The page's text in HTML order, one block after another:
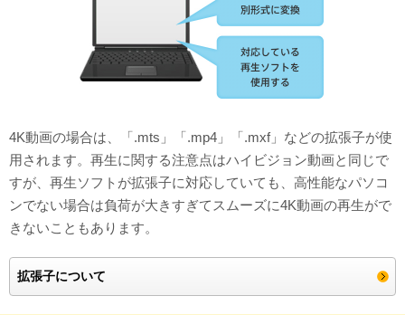
4K動画の場合は、「.mts」「.mp4」「.mxf」などの拡張子が使
用されます。再生に関する注意点はハイビジョン動画と同じで
すが、再生ソフトが拡張子に対応していても、高性能なパソコ
ンでない場合は負荷が大きすぎてスムーズに4K動画の再生がで
きないこともあります。
拡張子について